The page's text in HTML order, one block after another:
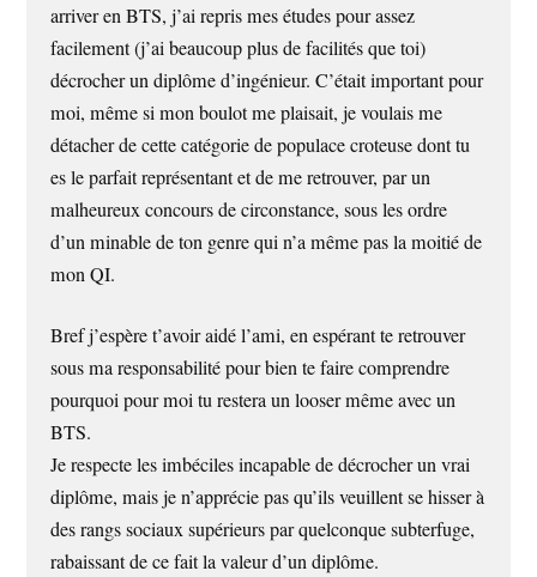
arriver en BTS, j’ai repris mes études pour assez
facilement (j’ai beaucoup plus de facilités que toi)
décrocher un diplôme d’ingénieur. C’était important pour
moi, même si mon boulot me plaisait, je voulais me
détacher de cette catégorie de populace croteuse dont tu
es le parfait représentant et de me retrouver, par un
malheureux concours de circonstance, sous les ordre
d’un minable de ton genre qui n’a même pas la moitié de
mon QI.
Bref j’espère t’avoir aidé l’ami, en espérant te retrouver
sous ma responsabilité pour bien te faire comprendre
pourquoi pour moi tu restera un looser même avec un
BTS.
Je respecte les imbéciles incapable de décrocher un vrai
diplôme, mais je n’apprécie pas qu’ils veuillent se hisser à
des rangs sociaux supérieurs par quelconque subterfuge,
rabaissant de ce fait la valeur d’un diplôme.